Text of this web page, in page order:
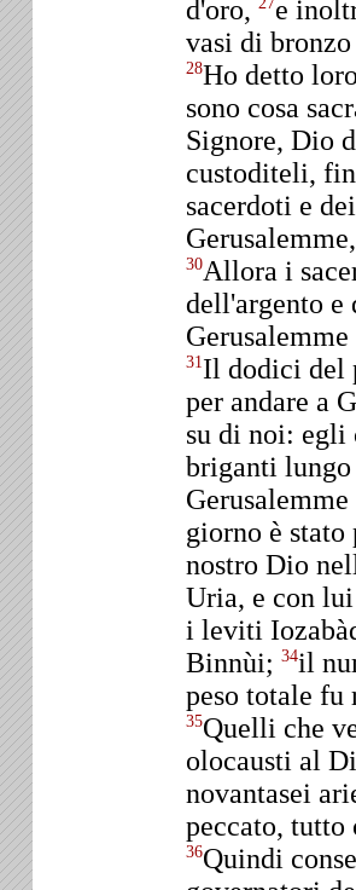
d'oro,
e
vasi di
28Ho detto
sono cosa
Signore, Dio
custoditeli,
sacerdoti e
30Allora i
dell'argento e
31Il dodici del
per andare a
su di noi: egli
briganti
giorno è
nostro Dio
Uria, e con
i leviti
Binnùi; 34il
peso totale fu
35Quelli che
olocausti al
novantasei
peccato, tutto
36Quindi